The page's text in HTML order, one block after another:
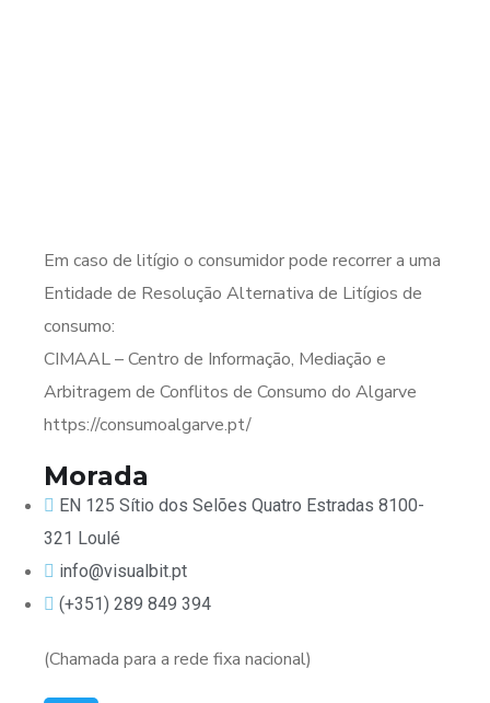
Em caso de litígio o consumidor pode recorrer a uma
Entidade de Resolução Alternativa de Litígios de
consumo:
CIMAAL – Centro de Informação, Mediação e
Arbitragem de Conflitos de Consumo do Algarve
https://consumoalgarve.pt/
Morada
EN 125 Sítio dos Selões Quatro Estradas 8100-
321 Loulé
info@visualbit.pt
(+351) 289 849 394
(Chamada para a rede fixa nacional)